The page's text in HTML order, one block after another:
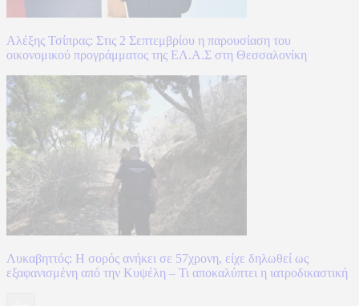
Αλέξης Τσίπρας: Στις 2 Σεπτεμβρίου η παρουσίαση του
οικονομικού προγράμματος της ΕΛ.Α.Σ στη Θεσσαλονίκη
Λυκαβηττός: Η σορός ανήκει σε 57χρονη, είχε δηλωθεί ως
εξαφανισμένη από την Κυψέλη – Τι αποκαλύπτει η ιατροδικαστική